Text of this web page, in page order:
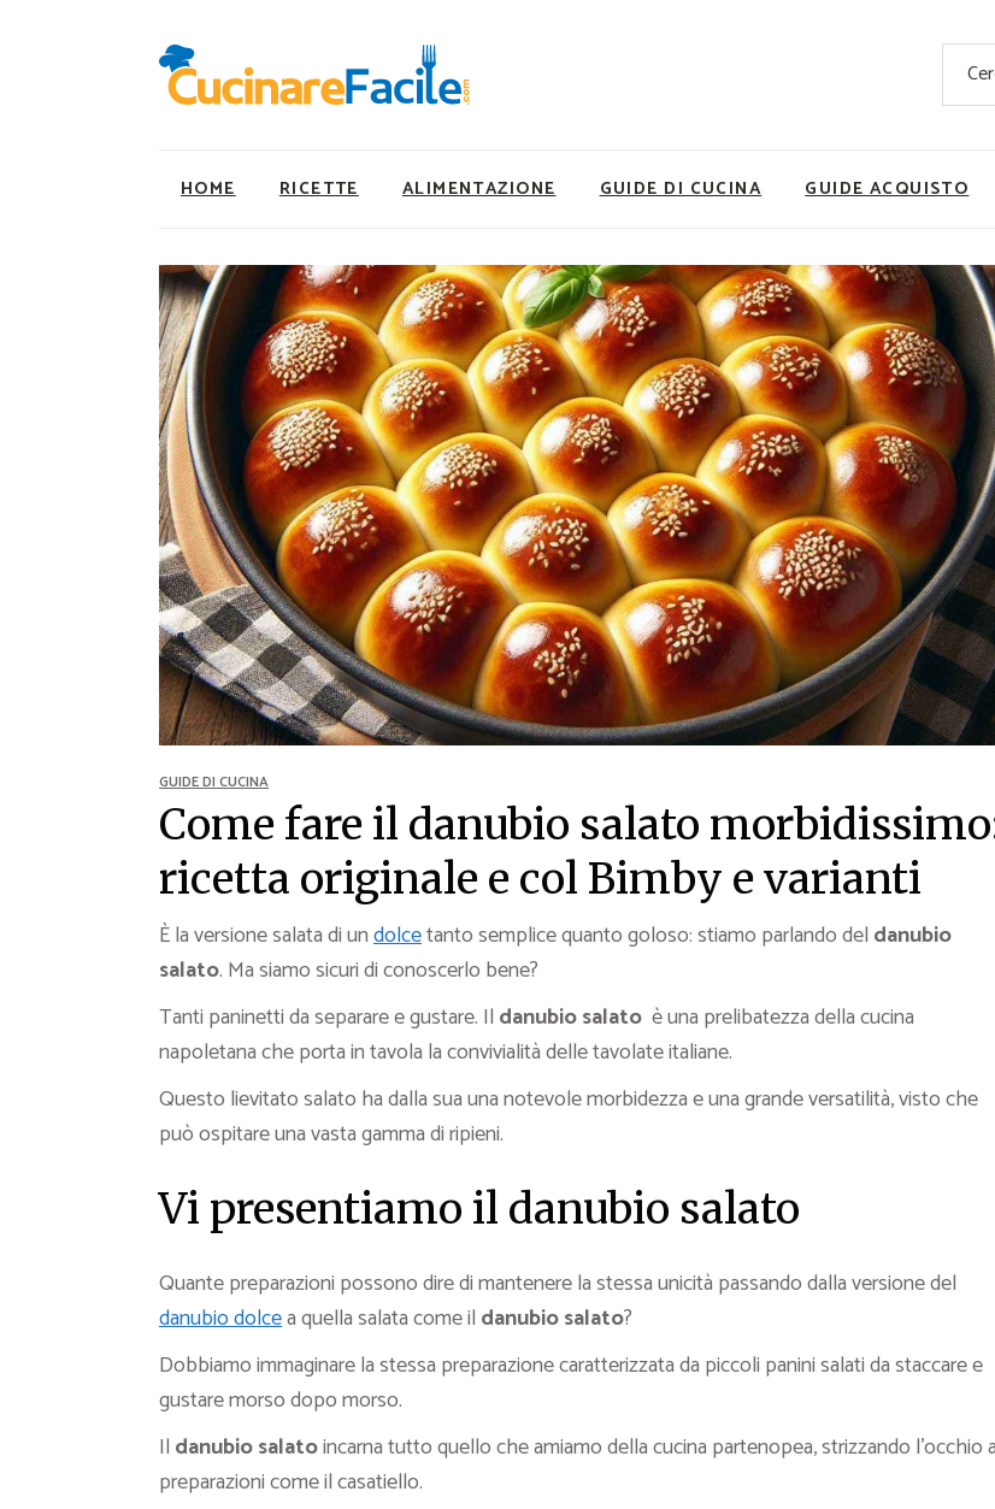
Cerca
HOME RICETTE
Ricette Facili e Veloci
Ricette Primi Piatti
Ricette Antipasti
Ricette Dolci
Ricette Carne
Ricette Secondi
Ricette Pizze e Rustici
Ricette Contorni
Ricette Piatti unici
Ricette Pesce
Video Ricette
Ricette per Ingrediente
ALIMENTAZIONE
Utility
Super Alimenti
Nutrizionista a tavola
Ricette Vegetariane
Ricette Vegane
Rumors
GUIDE DI CUCINA GUIDE ACQUISTO
Ricette Facili
Ricette Primi
Ricette Dolci
Ricette Carne
Ricette
Ricette Pizze e
Ricette
Ricette Piatti
Ricette Pesce
Video Ricette
Ricette per
GUIDE DI CUCINA
Come fare il danubio salato
ricetta originale e col Bimby e varianti
È la versione salata di undolcetanto semplice quanto goloso: stiamo parlando del danubio
salato. Ma siamo sicuri di conoscerlo bene?
Tanti paninetti da separare e gustare. Il danubio salato è una prelibatezza della cucina
napoletana che porta in tavola la convivialità delle tavolate italiane.
Questo lievitato salato ha dalla sua una notevole morbidezza e una grande versatilità, visto che
può ospitare una vasta gamma di ripieni.
Vi presentiamo il danubio salato
Quante preparazioni possono dire di mantenere la stessa unicità passando dalla versione del
danubio dolcea quella salata come il danubio salato?
Dobbiamo immaginare la stessa preparazione caratterizzata da piccoli panini salati da staccare e
gustare morso dopo morso.
Il danubio salatoincarna tutto quello che amiamo della cucina partenopea, strizzando l’occhio a
preparazioni come il casatiello.